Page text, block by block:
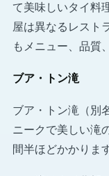
て美味しいタイ料
屋は異なるレスト
もメニュー、品質
ブア・トン滝
ブア・トン滝（別
ニークで美しい滝
間半ほどかかりま